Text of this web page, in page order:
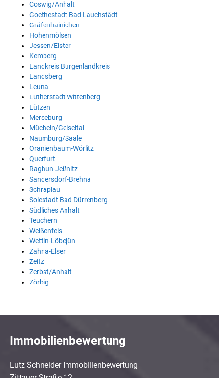
Coswig/Anhalt
Goethestadt Bad Lauchstädt
Gräfenhainichen
Hohenmölsen
Jessen/Elster
Kemberg
Landkreis Burgenlandkreis
Landsberg
Leuna
Lutherstadt Wittenberg
Lützen
Merseburg
Mücheln/Geiseltal
Naumburg/Saale
Oranienbaum-Wörlitz
Querfurt
Raghun-Jeßnitz
Sandersdorf-Brehna
Schraplau
Solestadt Bad Dürrenberg
Südliches Anhalt
Teuchern
Weißenfels
Wettin-Löbejün
Zahna-Elser
Zeitz
Zerbst/Anhalt
Zörbig
Immobilienbewertung
Lutz Schneider Immobilienbewertung